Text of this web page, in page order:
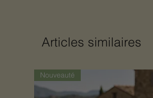
Articles similaires
Nouveauté